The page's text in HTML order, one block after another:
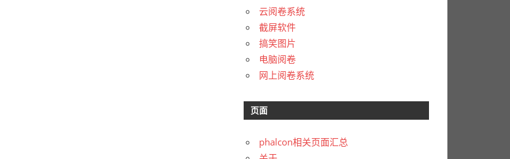
云阅卷系统
截屏软件
搞笑图片
电脑阅卷
网上阅卷系统
页面
phalcon相关页面汇总